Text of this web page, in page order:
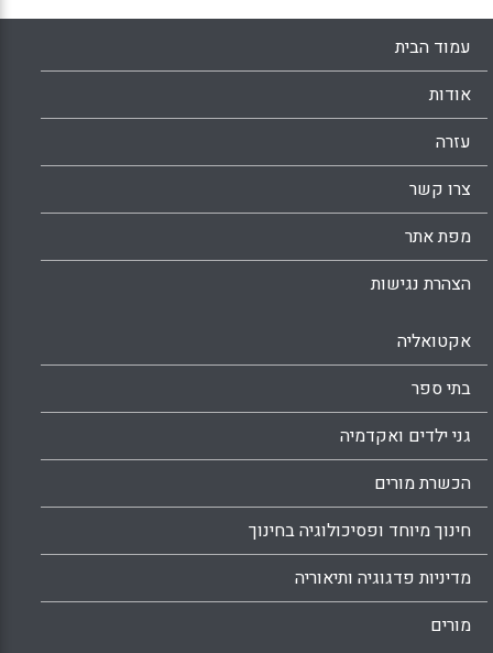
לפרחי ההוראה (Donnelly, R )
WhatsApp
Facebook
Email
X
עמוד הבית
אודות
עזרה
צרו קשר
מפת אתר
הצהרת נגישות
אקטואליה
בתי ספר
גני ילדים ואקדמיה
הכשרת מורים
חינוך מיוחד ופסיכולוגיה בחינוך
מדיניות פדגוגיה ותיאוריה
מורים